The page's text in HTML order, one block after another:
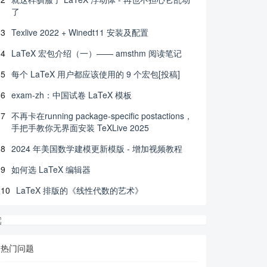
了
3 Texlive 2022 + Winedt11 安装及配置
4 LaTeX 宏包介绍（一）—— amsthm 阅读笔记
5 每个 LaTeX 用户都应该使用的 9 个宏包[投稿]
6 exam-zh：中国试卷 LaTeX 模板
7 不再卡在running package-specific postactions，
手把手教你无界面安装 TeXLive 2025
8 2024 年美国数学建模更新模版 - 增加视频教程
9 如何选 LaTeX 编辑器
10 LaTeX 排版的《线性代数的艺术》
热门问题